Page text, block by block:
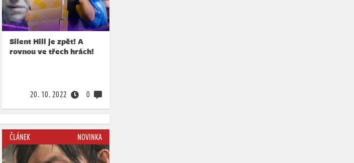
Silent Hill je zpět! A
rovnou ve třech hrách!
20. 10. 2022 0
ČLÁNEK NOVINKA